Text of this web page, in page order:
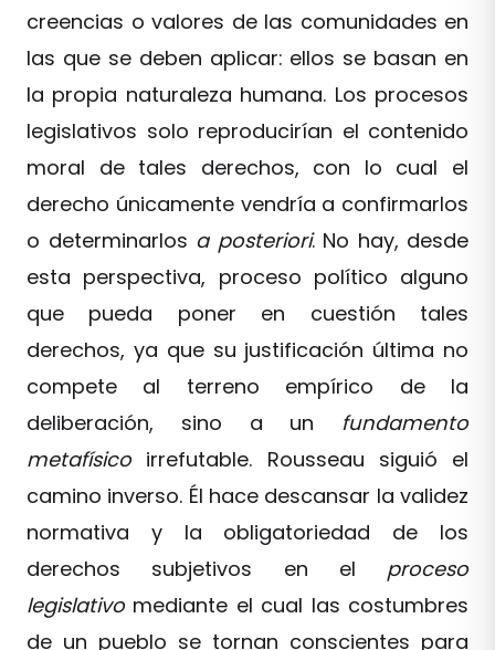
creencias o valores de las comunidades en
las que se deben aplicar: ellos se basan en
la propia naturaleza humana. Los procesos
legislativos solo reproducirían el contenido
moral de tales derechos, con lo cual el
derecho únicamente vendría a confirmarlos
o determinarlos a posteriori. No hay, desde
esta perspectiva, proceso político alguno
que pueda poner en cuestión tales
derechos, ya que su justificación última no
compete al terreno empírico de la
deliberación, sino a un fundamento
metafísicoirrefutable. Rousseau siguió el
camino inverso. Él hace descansar la validez
normativa y la obligatoriedad de los
derechos subjetivos en el proceso
legislativomediante el cual las costumbres
de un pueblo se tornan conscientes para